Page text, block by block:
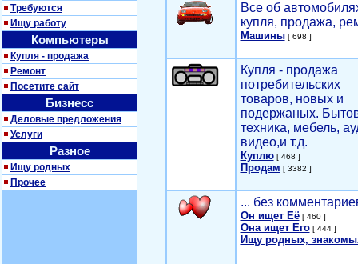
Требуются
Ищу работу
Компьютеры
Купля - продажа
Ремонт
Посетите сайт
Бизнесс
Деловые предложения
Услуги
Разное
Ищу родных
Прочее
Все об
купля, продажа,
Машины[ 698 ]
Купля - продажа
потребительских
товаров, новых и
подержаных.
техника, мебель,
видео,и т.д.
Куплю[ 468 ]
Продам [ 3382 ]
... без
Он ищет Её[ 460 ]
Она ищет Его[ 444 ]
Ищу родных,